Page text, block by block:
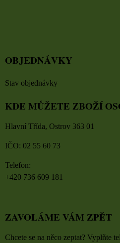
OBJEDNÁVKY
Stav objednávky
KDE MŮŽETE ZBOŽÍ
Hlavní Třída, Ostrov 363 01
IČO: 02 55 60 73
Telefon:
+420 736 609 181
ZAVOLÁME VÁM ZPĚT
Chcete se na něco zeptat? Vyplňte